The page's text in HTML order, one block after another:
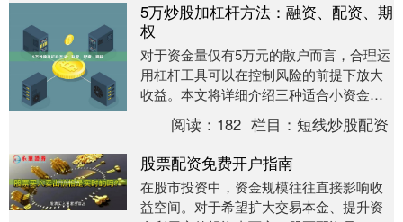
5万炒股加杠杆方法：融资、配资、期
权
对于资金量仅有5万元的散户而言，合理运
用杠杆工具可以在控制风险的前提下放大
收益。本文将详细介绍三种适合小资金的
加杠杆方法：融资、配资和期权，帮助投
资者做出更明智....
阅读： 182 栏目：短线炒股配资
股票配资免费开户指南
在股市投资中，资金规模往往直接影响收
益空间。对于希望扩大交易本金、提升资